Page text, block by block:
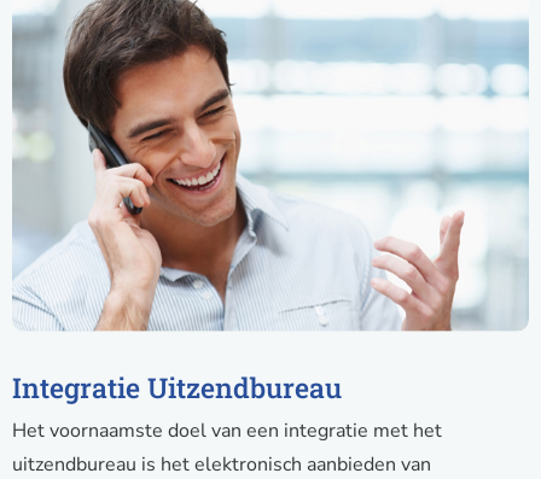
Integratie Uitzendbureau
Het voornaamste doel van een integratie met het
uitzendbureau is het elektronisch aanbieden van